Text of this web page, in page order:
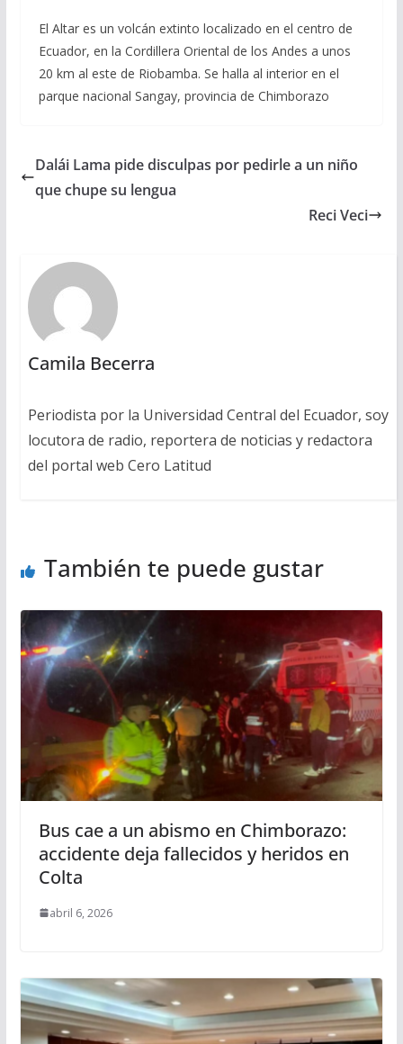
El Altar es un volcán extinto localizado en el centro de
Ecuador, en la Cordillera Oriental de los Andes a unos
20 km al este de Riobamba. Se halla al interior en el
parque nacional Sangay, provincia de Chimborazo
Dalái Lama pide disculpas por pedirle a un niño
que chupe su lengua
Reci Veci
Camila Becerra
Periodista por la Universidad Central del Ecuador, soy
locutora de radio, reportera de noticias y redactora
del portal web Cero Latitud
También te puede gustar
Bus cae a un abismo en Chimborazo:
accidente deja fallecidos y heridos en
Colta
abril 6, 2026